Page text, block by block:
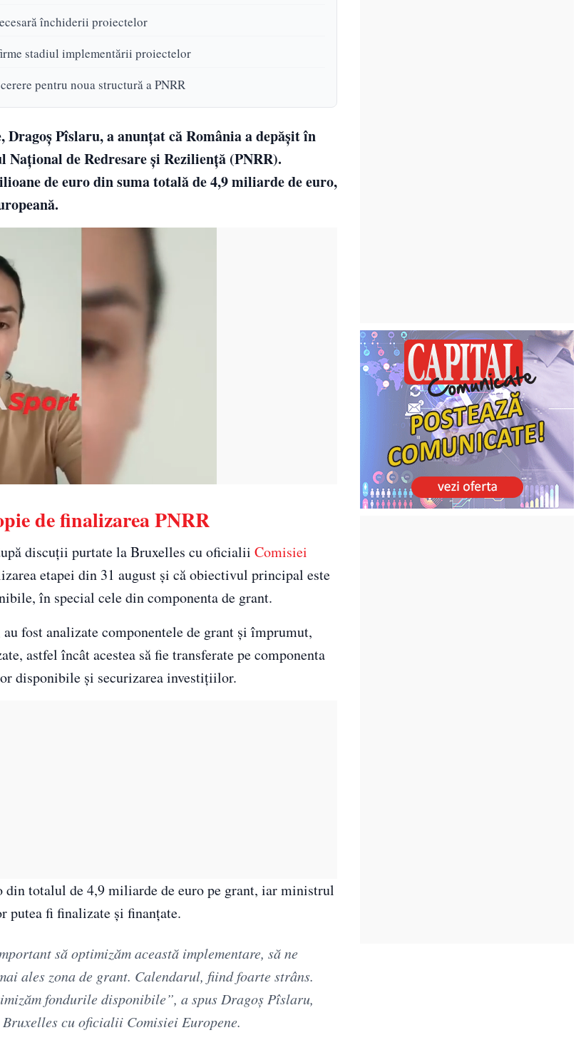
închiderii proiectelor
stadiul implementării proiectelor
pentru noua structură a PNRR
Pîslaru, a anunțat că România a depășit în
de Redresare și Reziliență (PNRR).
de euro din suma totală de 4,9 miliarde de euro,
de finalizarea PNRR
discuții purtate la Bruxelles cu oficialii Comisiei
etapei din 31 august și că obiectivul principal este
în special cele din componenta de grant.
au fost analizate componentele de grant și împrumut,
astfel încât acestea să fie transferate pe componenta
disponibile și securizarea investițiilor.
totalul de 4,9 miliarde de euro pe grant, iar ministrul
putea fi finalizate și finanțate.
să optimizăm această implementare, să ne
ales zona de grant. Calendarul, fiind foarte strâns.
fondurile disponibile”, a spus Dragoș Pîslaru,
cu oficialii Comisiei Europene.